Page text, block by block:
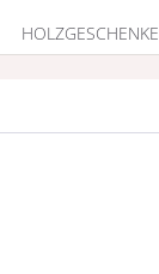
HOLZGESCHENKE